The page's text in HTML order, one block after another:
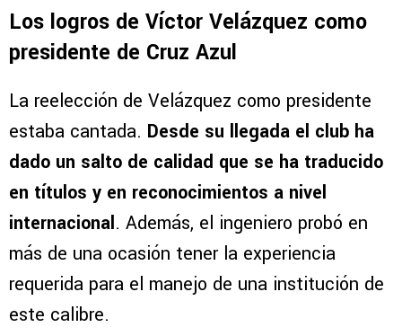
Los logros de Víctor Velázquez como
presidente de Cruz Azul
La reelección de Velázquez como presidente
estaba cantada. Desde su llegada el club ha
dado un salto de calidad que se ha traducido
en títulos y en reconocimientos a nivel
internacional. Además, el ingeniero probó en
más de una ocasión tener la experiencia
requerida para el manejo de una institución de
este calibre.